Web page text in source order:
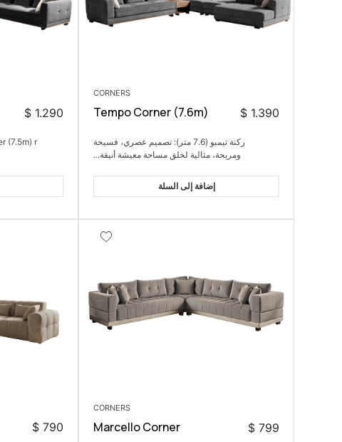
CORNERS
Tempo Corner (7.6m) 1.390
$
ركنة تيمبو (7.6 متر): تصميم عصري، فسيحة
ومريحة، مثالية لخلق مساحة معيشة أنيقة...
إضافة إلى السلة
1.290
$
CORNERS
Marcello Corner 799
$
790
$